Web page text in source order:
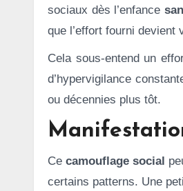
sociaux dès l’enfance
que l’effort fourni devient
Cela sous-entend un
d’hypervigilance
ou décennies plus tôt.
Cecamouflage social
certains patterns. Une